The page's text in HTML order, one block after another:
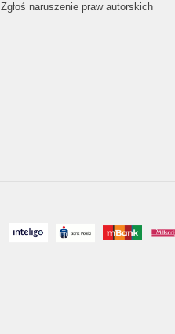
Zgłoś naruszenie praw autorskich